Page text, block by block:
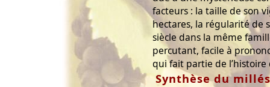
facteurs : la taille de son
hectares, la régularité de
siècle dans la même
percutant, facile à
qui fait partie de l’histoire
Synthèse du